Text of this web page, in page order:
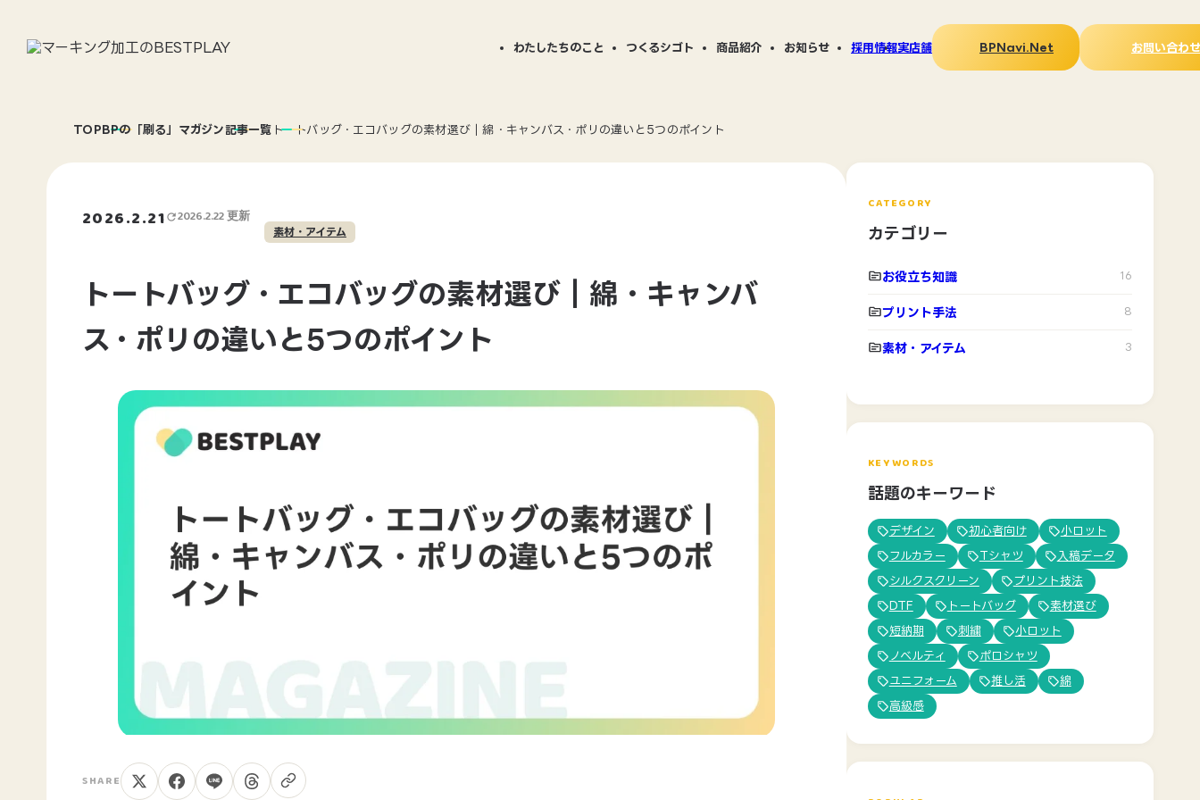
わたしたちのこと つくるシゴト 商品紹介 お知らせ
BPの「刷る」マガジン
採用情報実店舗 BPNavi.Net お問い合わせ
TOP BPの「刷る」マガジン記事一覧 トートバッグ・エコバッグの素材選び｜綿・キャンバス・ポリの違いと5つのポイント
2026.2.21 2026.2.22 更新
素材・アイテム
トートバッグ・エコバッグの素材選び｜綿・キャンバ
ス・ポリの違いと5つのポイント
SHARE
CATEGORY
カテゴリー
お役立ち知識 16
プリント手法 8
素材・アイテム 3
KEYWORDS
話題のキーワード
デザイン 初心者向け
小ロット
フルカラー
Tシャツ
入稿データ
シルクスクリーン
プリント技法
DTF
トートバッグ
素材選び
短納期
刺繍
小ロット
ノベルティ
ポロシャツ
ユニフォーム
推し活
綿
高級感